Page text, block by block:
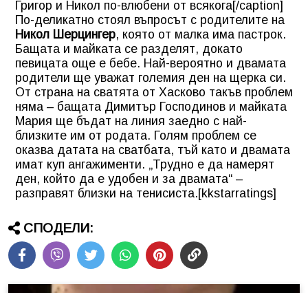
Григор и Никол по-влюбени от всякога[/caption]
По-деликатно стоял въпросът с родителите на
Никол Шерцингер, която от малка има пастрок.
Бащата и майката се разделят, докато
певицата още е бебе. Най-вероятно и двамата
родители ще уважат големия ден на щерка си.
От страна на сватята от Хасково такъв проблем
няма – бащата Димитър Господинов и майката
Мария ще бъдат на линия заедно с най-
близките им от родата. Голям проблем се
оказва датата на сватбата, тъй като и двамата
имат куп ангажименти. „Трудно е да намерят
ден, който да е удобен и за двамата“ –
разправят близки на тенисиста.[kkstarratings]
СПОДЕЛИ: